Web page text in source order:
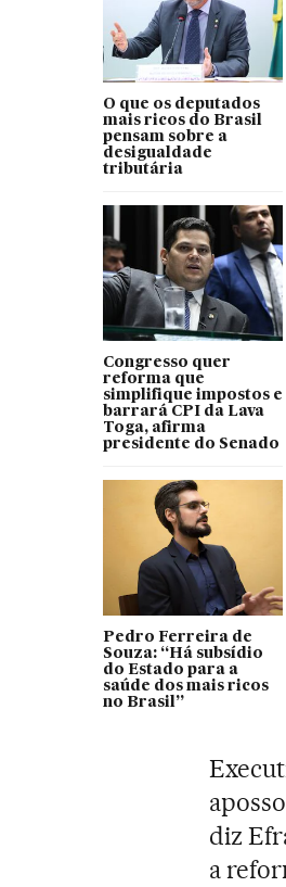
O que os deputados
mais ricos do Brasil
pensam sobre a
desigualdade
tributária
Congresso quer
reforma que
simplifique impostos e
barrará CPI da Lava
Toga, afirma
presidente do Senado
Pedro Ferreira de
Souza: “Há subsídio
do Estado para a
saúde dos mais ricos
no Brasil”
diz
a